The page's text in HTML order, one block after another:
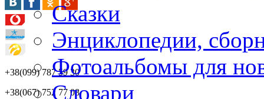
+38(099) 787 59 30
+38(067) 752 77 08
Сказки
Энциклопедии,
Фотоальбомы для
Словари